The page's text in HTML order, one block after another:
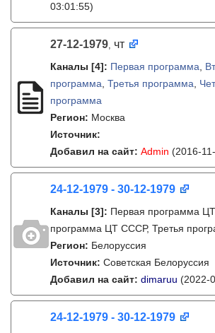
03:01:55)
27-12-1979, чт
Каналы [4]: Первая программа
программа Третья программа
программа
Регион: Москва
Источник:
Добавил на сайт: Admin (2016-
24-12-1979 - 30-12-1979
Каналы [3]: Первая программа
программа ЦТ ССCР, Третья
Регион: Белоруссия
Источник: Советская Белоруссия
Добавил на сайт: dimaruu (2022-
24-12-1979 - 30-12-1979